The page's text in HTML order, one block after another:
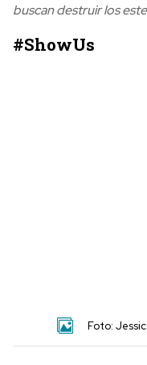
buscan destruir los
#ShowUs
Foto: